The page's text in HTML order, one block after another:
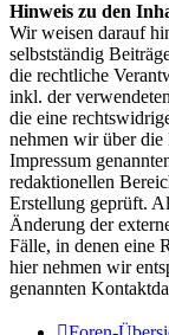
Hinweis zu den
Wir weisen darauf
selbstständig
die rechtliche
inkl. der
die eine
nehmen wir über
Impressum
redaktionellen
Erstellung geprüft.
Änderung der
Fälle, in denen eine
hier nehmen wir
genannten